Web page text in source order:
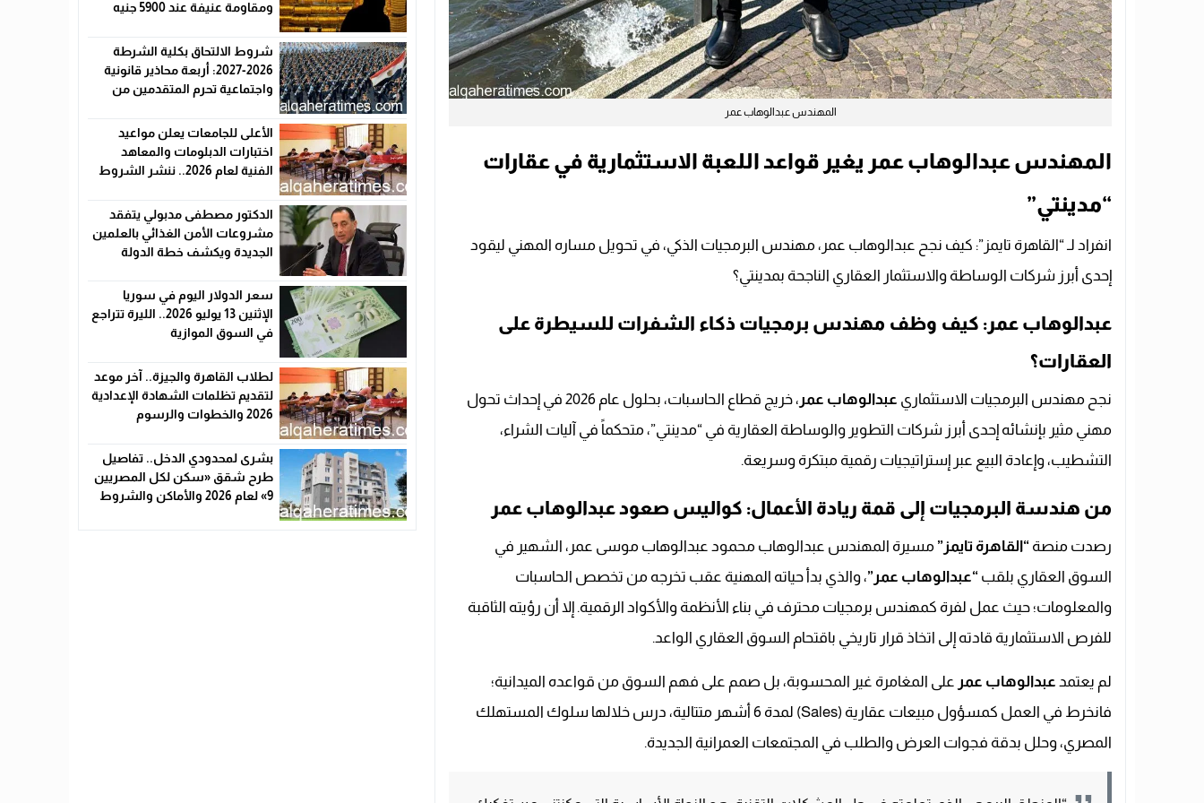
المهندس عبدالوهاب عمر
المهندس عبدالوهاب عمر يغير قواعد اللعبة الاستثمارية في عقارات
“مدينتي”
انفراد لـ “القاهرة تايمز”: كيف نجح عبدالوهاب عمر، مهندس البرمجيات الذكي، في تحويل مساره المهني ليقود
إحدى أبرز شركات الوساطة والاستثمار العقاري الناجحة بمدينتي؟
عبدالوهاب عمر: كيف وظف مهندس برمجيات ذكاء الشفرات للسيطرة على
العقارات؟
نجح مهندس البرمجيات الاستثماري عبدالوهاب عمر
، خريج قطاع الحاسبات، بحلول عام 2026 في إحداث تحول
مهني مثير بإنشائه إحدى أبرز شركات التطوير والوساطة العقارية في “مدينتي”، متحكماً في آليات الشراء،
التشطيب، وإعادة البيع عبر إستراتيجيات رقمية مبتكرة وسريعة.
من هندسة البرمجيات إلى قمة ريادة الأعمال: كواليس صعود عبدالوهاب عمر
رصدت منصة “القاهرة تايمز” مسيرة المهندس عبدالوهاب محمود عبدالوهاب موسى عمر، الشهير في
السوق العقاري بلقب “عبدالوهاب عمر”، والذي بدأ حياته المهنية عقب تخرجه من تخصص الحاسبات
والمعلومات؛ حيث عمل لفرة كمهندس برمجيات محترف في بناء الأنظمة والأكواد الرقمية. إلا أن رؤيته الثاقبة
للفرص الاستثمارية قادته إلى اتخاذ قرار تاريخي باقتحام السوق العقاري الواعد.
لم يعتمد عبدالوهاب عمر على المغامرة غير المحسوبة، بل صمم على فهم السوق من قواعده الميدانية؛
فانخرط في العمل كمسؤول مبيعات عقارية (Sales) لمدة 6 أشهر متتالية، درس خلالها سلوك المستهلك
المصري، وحلل بدقة فجوات العرض والطلب في المجتمعات العمرانية الجديدة.
ومقاومة عنيفة عند 5900 جنيه
شروط الالتحاق بكلية الشرطة
2026-2027: أربعة محاذير قانونية
واجتماعية تحرم المتقدمين من
الأعلى للجامعات يعلن مواعيد
اختبارات الدبلومات والمعاهد
الفنية لعام 2026.. ننشر الشروط
الدكتور مصطفى مدبولي يتفقد
مشروعات الأمن الغذائي بالعلمين
الجديدة ويكشف خطة الدولة
سعر الدولار اليوم في سوريا
الإثنين 13 يوليو 2026.. الليرة تتراجع
في السوق الموازية
لطلاب القاهرة والجيزة.. آخر موعد
لتقديم تظلمات الشهادة الإعدادية
2026 والخطوات والرسوم
بشرى لمحدودي الدخل.. تفاصيل
طرح شقق «سكن لكل المصريين
9» لعام 2026 والأماكن والشروط